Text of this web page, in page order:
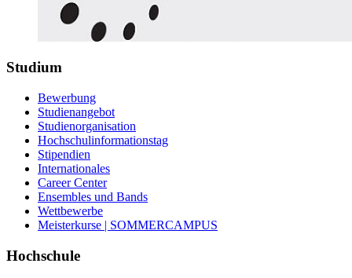
Studium
Bewerbung
Studienangebot
Studienorganisation
Hochschulinformationstag
Stipendien
Internationales
Career Center
Ensembles und Bands
Wettbewerbe
Meisterkurse | SOMMERCAMPUS
Hochschule